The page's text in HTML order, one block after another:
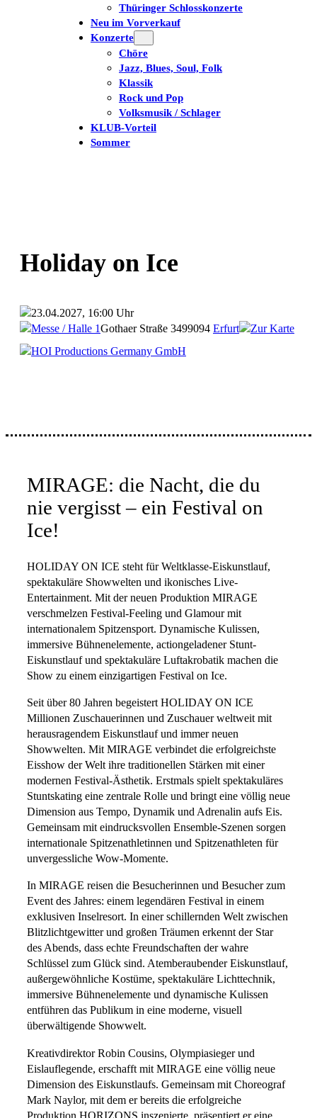
Thüringer Schlosskonzerte
Neu im Vorverkauf
Konzerte
Chöre
Jazz, Blues, Soul, Folk
Klassik
Rock und Pop
Volksmusik / Schlager
KLUB-Vorteil
Sommer
Holiday on Ice
23.04.2027, 16:00 Uhr
Messe / Halle 1Gothaer Straße 3499094 Erfurt
Zur Karte
HOI Productions Germany GmbH
MIRAGE: die Nacht, die du
nie vergisst – ein Festival on
Ice!
HOLIDAY ON ICE steht für Weltklasse-Eiskunstlauf,
spektakuläre Showwelten und ikonisches Live-
Entertainment. Mit der neuen Produktion MIRAGE
verschmelzen Festival-Feeling und Glamour mit
internationalem Spitzensport. Dynamische Kulissen,
immersive Bühnenelemente, actiongeladener Stunt-
Eiskunstlauf und spektakuläre Luftakrobatik machen die
Show zu einem einzigartigen Festival on Ice.
Seit über 80 Jahren begeistert HOLIDAY ON ICE
Millionen Zuschauerinnen und Zuschauer weltweit mit
herausragendem Eiskunstlauf und immer neuen
Showwelten. Mit MIRAGE verbindet die erfolgreichste
Eisshow der Welt ihre traditionellen Stärken mit einer
modernen Festival-Ästhetik. Erstmals spielt spektakuläres
Stuntskating eine zentrale Rolle und bringt eine völlig neue
Dimension aus Tempo, Dynamik und Adrenalin aufs Eis.
Gemeinsam mit eindrucksvollen Ensemble-Szenen sorgen
internationale Spitzenathletinnen und Spitzenathleten für
unvergessliche Wow-Momente.
In MIRAGE reisen die Besucherinnen und Besucher zum
Event des Jahres: einem legendären Festival in einem
exklusiven Inselresort. In einer schillernden Welt zwischen
Blitzlichtgewitter und großen Träumen erkennt der Star
des Abends, dass echte Freundschaften der wahre
Schlüssel zum Glück sind. Atemberaubender Eiskunstlauf,
außergewöhnliche Kostüme, spektakuläre Lichttechnik,
immersive Bühnenelemente und dynamische Kulissen
entführen das Publikum in eine moderne, visuell
überwältigende Showwelt.
Kreativdirektor Robin Cousins, Olympiasieger und
Eislauflegende, erschafft mit MIRAGE eine völlig neue
Dimension des Eiskunstlaufs. Gemeinsam mit Choreograf
Mark Naylor, mit dem er bereits die erfolgreiche